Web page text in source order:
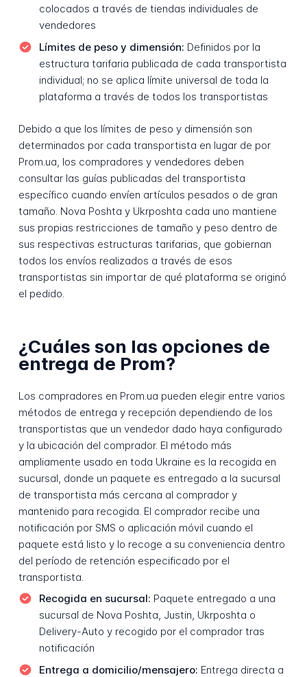
colocados a través de tiendas individuales de
vendedores
Límites de peso y dimensión: Definidos por la
estructura tarifaria publicada de cada transportista
individual; no se aplica límite universal de toda la
plataforma a través de todos los transportistas
Debido a que los límites de peso y dimensión son
determinados por cada transportista en lugar de por
Prom.ua, los compradores y vendedores deben
consultar las guías publicadas del transportista
específico cuando envíen artículos pesados o de gran
tamaño. Nova Poshta y Ukrposhta cada uno mantiene
sus propias restricciones de tamaño y peso dentro de
sus respectivas estructuras tarifarias, que gobiernan
todos los envíos realizados a través de esos
transportistas sin importar de qué plataforma se originó
el pedido.
¿Cuáles son las opciones de
entrega de Prom?
Los compradores en Prom.ua pueden elegir entre varios
métodos de entrega y recepción dependiendo de los
transportistas que un vendedor dado haya configurado
y la ubicación del comprador. El método más
ampliamente usado en toda Ukraine es la recogida en
sucursal, donde un paquete es entregado a la sucursal
de transportista más cercana al comprador y
mantenido para recogida. El comprador recibe una
notificación por SMS o aplicación móvil cuando el
paquete está listo y lo recoge a su conveniencia dentro
del período de retención especificado por el
transportista.
Recogida en sucursal: Paquete entregado a una
sucursal de Nova Poshta, Justin, Ukrposhta o
Delivery-Auto y recogido por el comprador tras
notificación
Entrega a domicilio/mensajero: Entrega directa a